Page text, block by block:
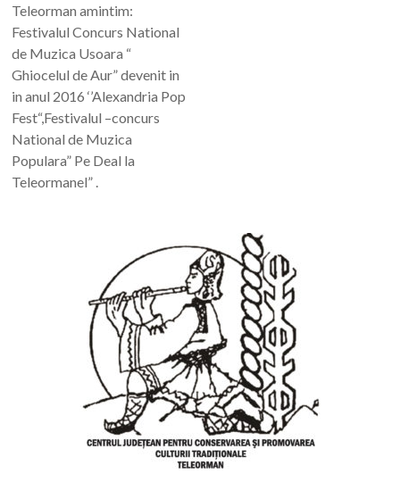
Teleorman amintim:
Festivalul Concurs National
de Muzica Usoara “
Ghiocelul de Aur” devenit in
in anul 2016 ‘’Alexandria Pop
Fest“,Festivalul –concurs
National de Muzica
Populara” Pe Deal la
Teleormanel” .